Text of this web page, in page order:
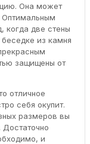
Она может
Оптимальным
когда две стены
из камня
защищены от
отличное
себя окупит.
размеров вы
и